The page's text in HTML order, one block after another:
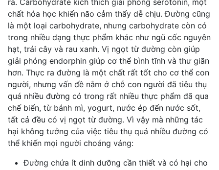
ra. Carbohydrate kích thích giải phóng serotonin, một
chất hóa học khiến não cảm thấy dễ chịu. Đường cũng
là một loại carbohydrate, nhưng carbohydrate còn có
trong nhiều dạng thực phẩm khác như ngũ cốc nguyên
hạt, trái cây và rau xanh. Vị ngọt từ đường còn giúp
giải phóng endorphin giúp cơ thể bình tĩnh và thư giãn
hơn. Thực ra đường là một chất rất tốt cho cơ thể con
người, nhưng vấn đề nằm ở chỗ con người đã tiêu thụ
quá nhiều đường có trong rất nhiều thực phẩm đã qua
chế biến, từ bánh mì, yogurt, nước ép đến nước sốt,
tất cả đều có vị ngọt từ đường. Vì vậy mà những tác
hại không tưởng của việc tiêu thụ quá nhiều đường có
thể khiến mọi người choáng váng:
Đường chứa ít dinh dưỡng cần thiết và có hại cho